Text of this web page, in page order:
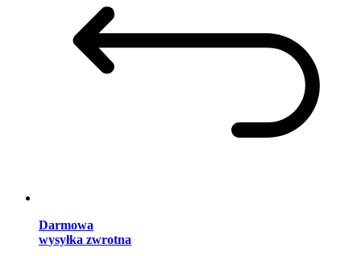
Darmowa
wysyłka zwrotna